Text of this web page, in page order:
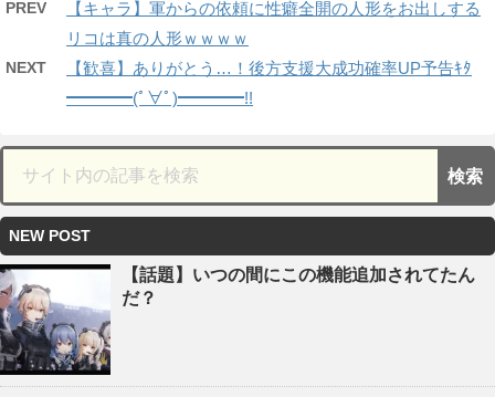
PREV
【キャラ】軍からの依頼に性癖全開の人形をお出しする
リコは真の人形ｗｗｗｗ
NEXT
【歓喜】ありがとう…！後方支援大成功確率UP予告ｷﾀ
━━━━(ﾟ∀ﾟ)━━━━!!
NEW POST
【話題】いつの間にこの機能追加されてたん
だ？